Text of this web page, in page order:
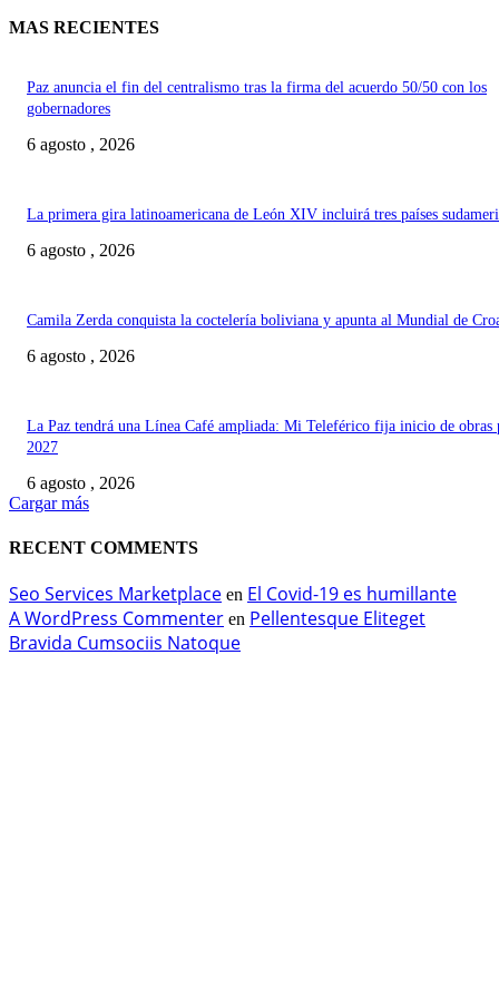
MAS RECIENTES
Paz anuncia el fin del centralismo tras la firma del acuerdo 50/50 con los
gobernadores
6 agosto , 2026
La primera gira latinoamericana de León XIV incluirá tres países
6 agosto , 2026
Camila Zerda conquista la coctelería boliviana y apunta al Mundial de
6 agosto , 2026
La Paz tendrá una Línea Café ampliada: Mi Teleférico fija inicio de obras
2027
6 agosto , 2026
Cargar más
RECENT COMMENTS
Seo Services Marketplace en El Covid-19 es humillante
A WordPress Commenter en Pellentesque Eliteget
Bravida Cumsociis Natoque